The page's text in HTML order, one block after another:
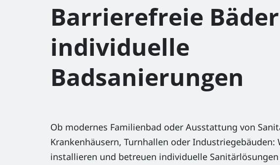
Barrierefreie
individuelle
Badsanierungen
Ob modernes Familienbad oder Ausstattung von
Krankenhäusern, Turnhallen oder Industriegebäuden:
installieren und betreuen individuelle